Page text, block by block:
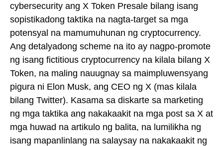
cybersecurity ang X Token Presale bilang isang
sopistikadong taktika na nagta-target sa mga
potensyal na mamumuhunan ng cryptocurrency.
Ang detalyadong scheme na ito ay nagpo-promote
ng isang fictitious cryptocurrency na kilala bilang X
Token, na maling nauugnay sa maimpluwensyang
pigura ni Elon Musk, ang CEO ng X (mas kilala
bilang Twitter). Kasama sa diskarte sa marketing
ng mga taktika ang nakakaakit na mga post sa X at
mga huwad na artikulo ng balita, na lumilikha ng
isang mapanlinlang na salaysay na nakakaakit ng